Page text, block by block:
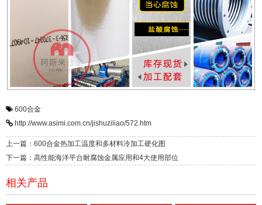
600合金
http://www.asimi.com.cn/jishuziliao/572.htm
上一篇：600合金热加工温度和多材料冷加工硬化图
下一篇：高性能海洋平台耐腐蚀金属应用和4大使用部位
相关产品